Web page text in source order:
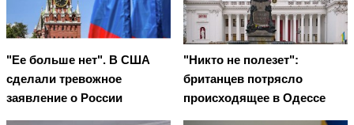
"Ее больше нет". В США
сделали тревожное
заявление о России
"Никто не полезет":
британцев потрясло
происходящее в Одессе